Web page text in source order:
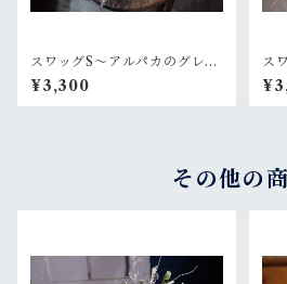
スワッグS〜アルパカのグレー
なセーター
¥3,300
ス
その他の